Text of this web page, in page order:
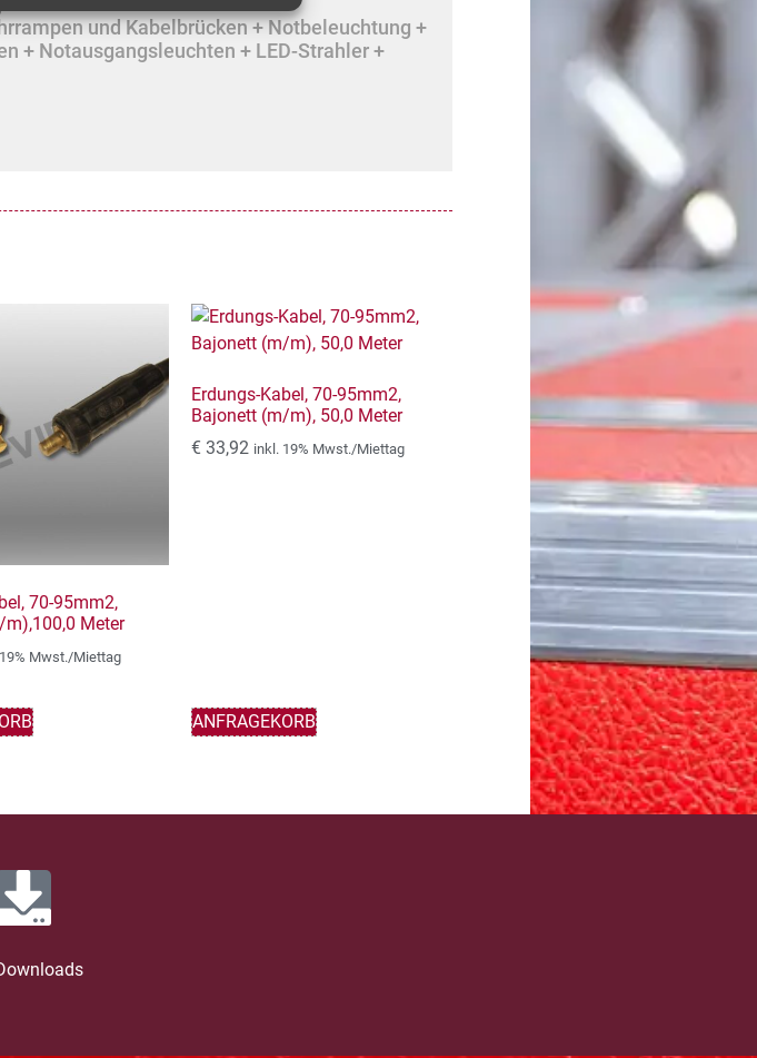
und Kabelbrücken + Notbeleuchtung +
+ Notausgangsleuchten + LED-Strahler +
70-95mm2,
Meter
Mwst./Miettag
Erdungs-Kabel, 70-95mm2,
Bajonett (m/m), 50,0 Meter
€ 33,92 inkl. 19% Mwst./Miettag
ANFRAGEKORB